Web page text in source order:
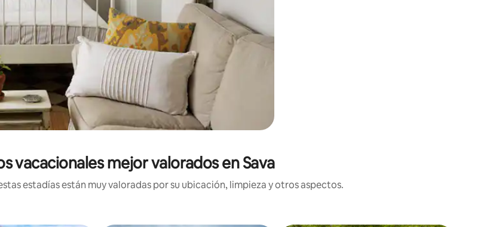
vacacionales mejor valorados en Sava
estadías están muy valoradas por su ubicación, limpieza y otros aspectos.